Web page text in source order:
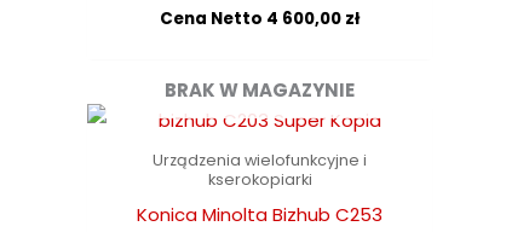
Cena Netto 4 600,00 zł
BRAK W MAGAZYNIE
Urządzenia wielofunkcyjne i
kserokopiarki
Konica Minolta Bizhub C253